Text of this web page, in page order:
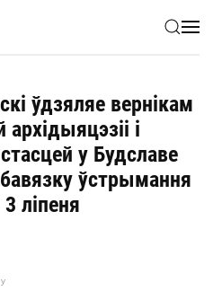
ўдзяляе вернікам
і
у Будславе
ўстрымання
ліпеня